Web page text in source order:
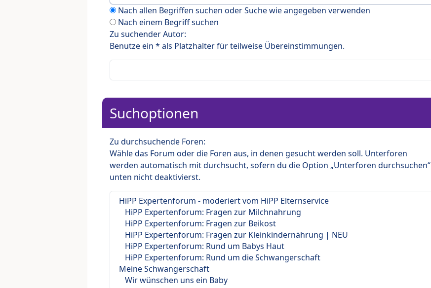
Nach allen Begriffen suchen oder Suche wie angegeben verwenden
Nach einem Begriff suchen
Zu suchender Autor:
Benutze ein * als Platzhalter für teilweise Übereinstimmungen.
Suchoptionen
Zu durchsuchende Foren:
Wähle das Forum oder die Foren aus, in denen gesucht werden soll. Unterforen
werden automatisch mit durchsucht, sofern du die Option „Unterforen durchsuchen“
unten nicht deaktivierst.